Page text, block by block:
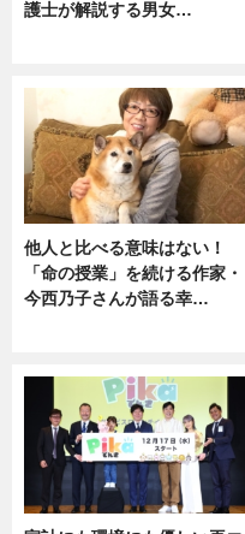
護士が解説する男女…
他人と比べる意味はない！
「命の授業」を続ける作家・
今西乃子さんが語る幸…